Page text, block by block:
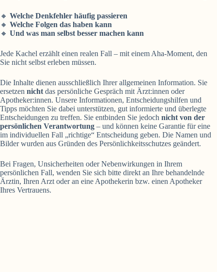
🔸 Welche Denkfehler häufig passieren
🔸 Welche Folgen das haben kann
🔸 Und was man selbst besser machen kann
Jede Kachel erzählt einen realen Fall – mit einem Aha-Moment, den
Sie nicht selbst erleben müssen.
Die Inhalte dienen ausschließlich Ihrer allgemeinen Information. Sie
ersetzen nicht das persönliche Gespräch mit Ärzt:innen oder
Apotheker:innen. Unsere Informationen, Entscheidungshilfen und
Tipps möchten Sie dabei unterstützen, gut informierte und überlegte
Entscheidungen zu treffen. Sie entbinden Sie jedoch nicht von der
persönlichen Verantwortung – und können keine Garantie für eine
im individuellen Fall „richtige“ Entscheidung geben. Die Namen und
Bilder wurden aus Gründen des Persönlichkeitsschutzes geändert.
Bei Fragen, Unsicherheiten oder Nebenwirkungen in Ihrem
persönlichen Fall, wenden Sie sich bitte direkt an Ihre behandelnde
Ärztin, Ihren Arzt oder an eine Apothekerin bzw. einen Apotheker
Ihres Vertrauens.